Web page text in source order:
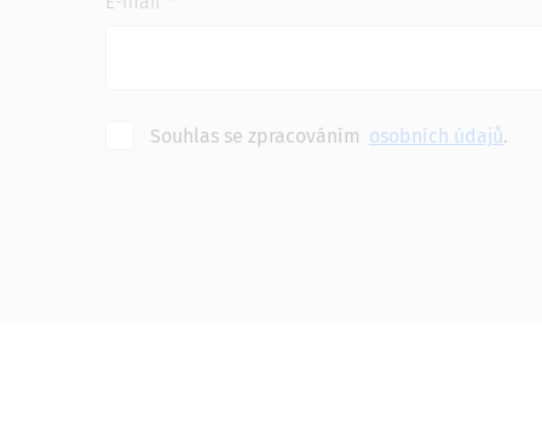
Souhlas se zpracováním osobních údajů.